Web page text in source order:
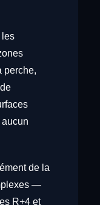
les
perche,
de la
—
R+4 et